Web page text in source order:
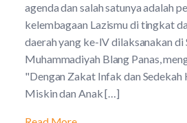
agenda dan salah satunya adalah
kelembagaan Lazismu di tingkat
daerah yang ke-IV dilaksanakan di
Muhammadiyah Blang Panas,
"Dengan Zakat Infak dan Sedekah
Miskin dan Anak […]